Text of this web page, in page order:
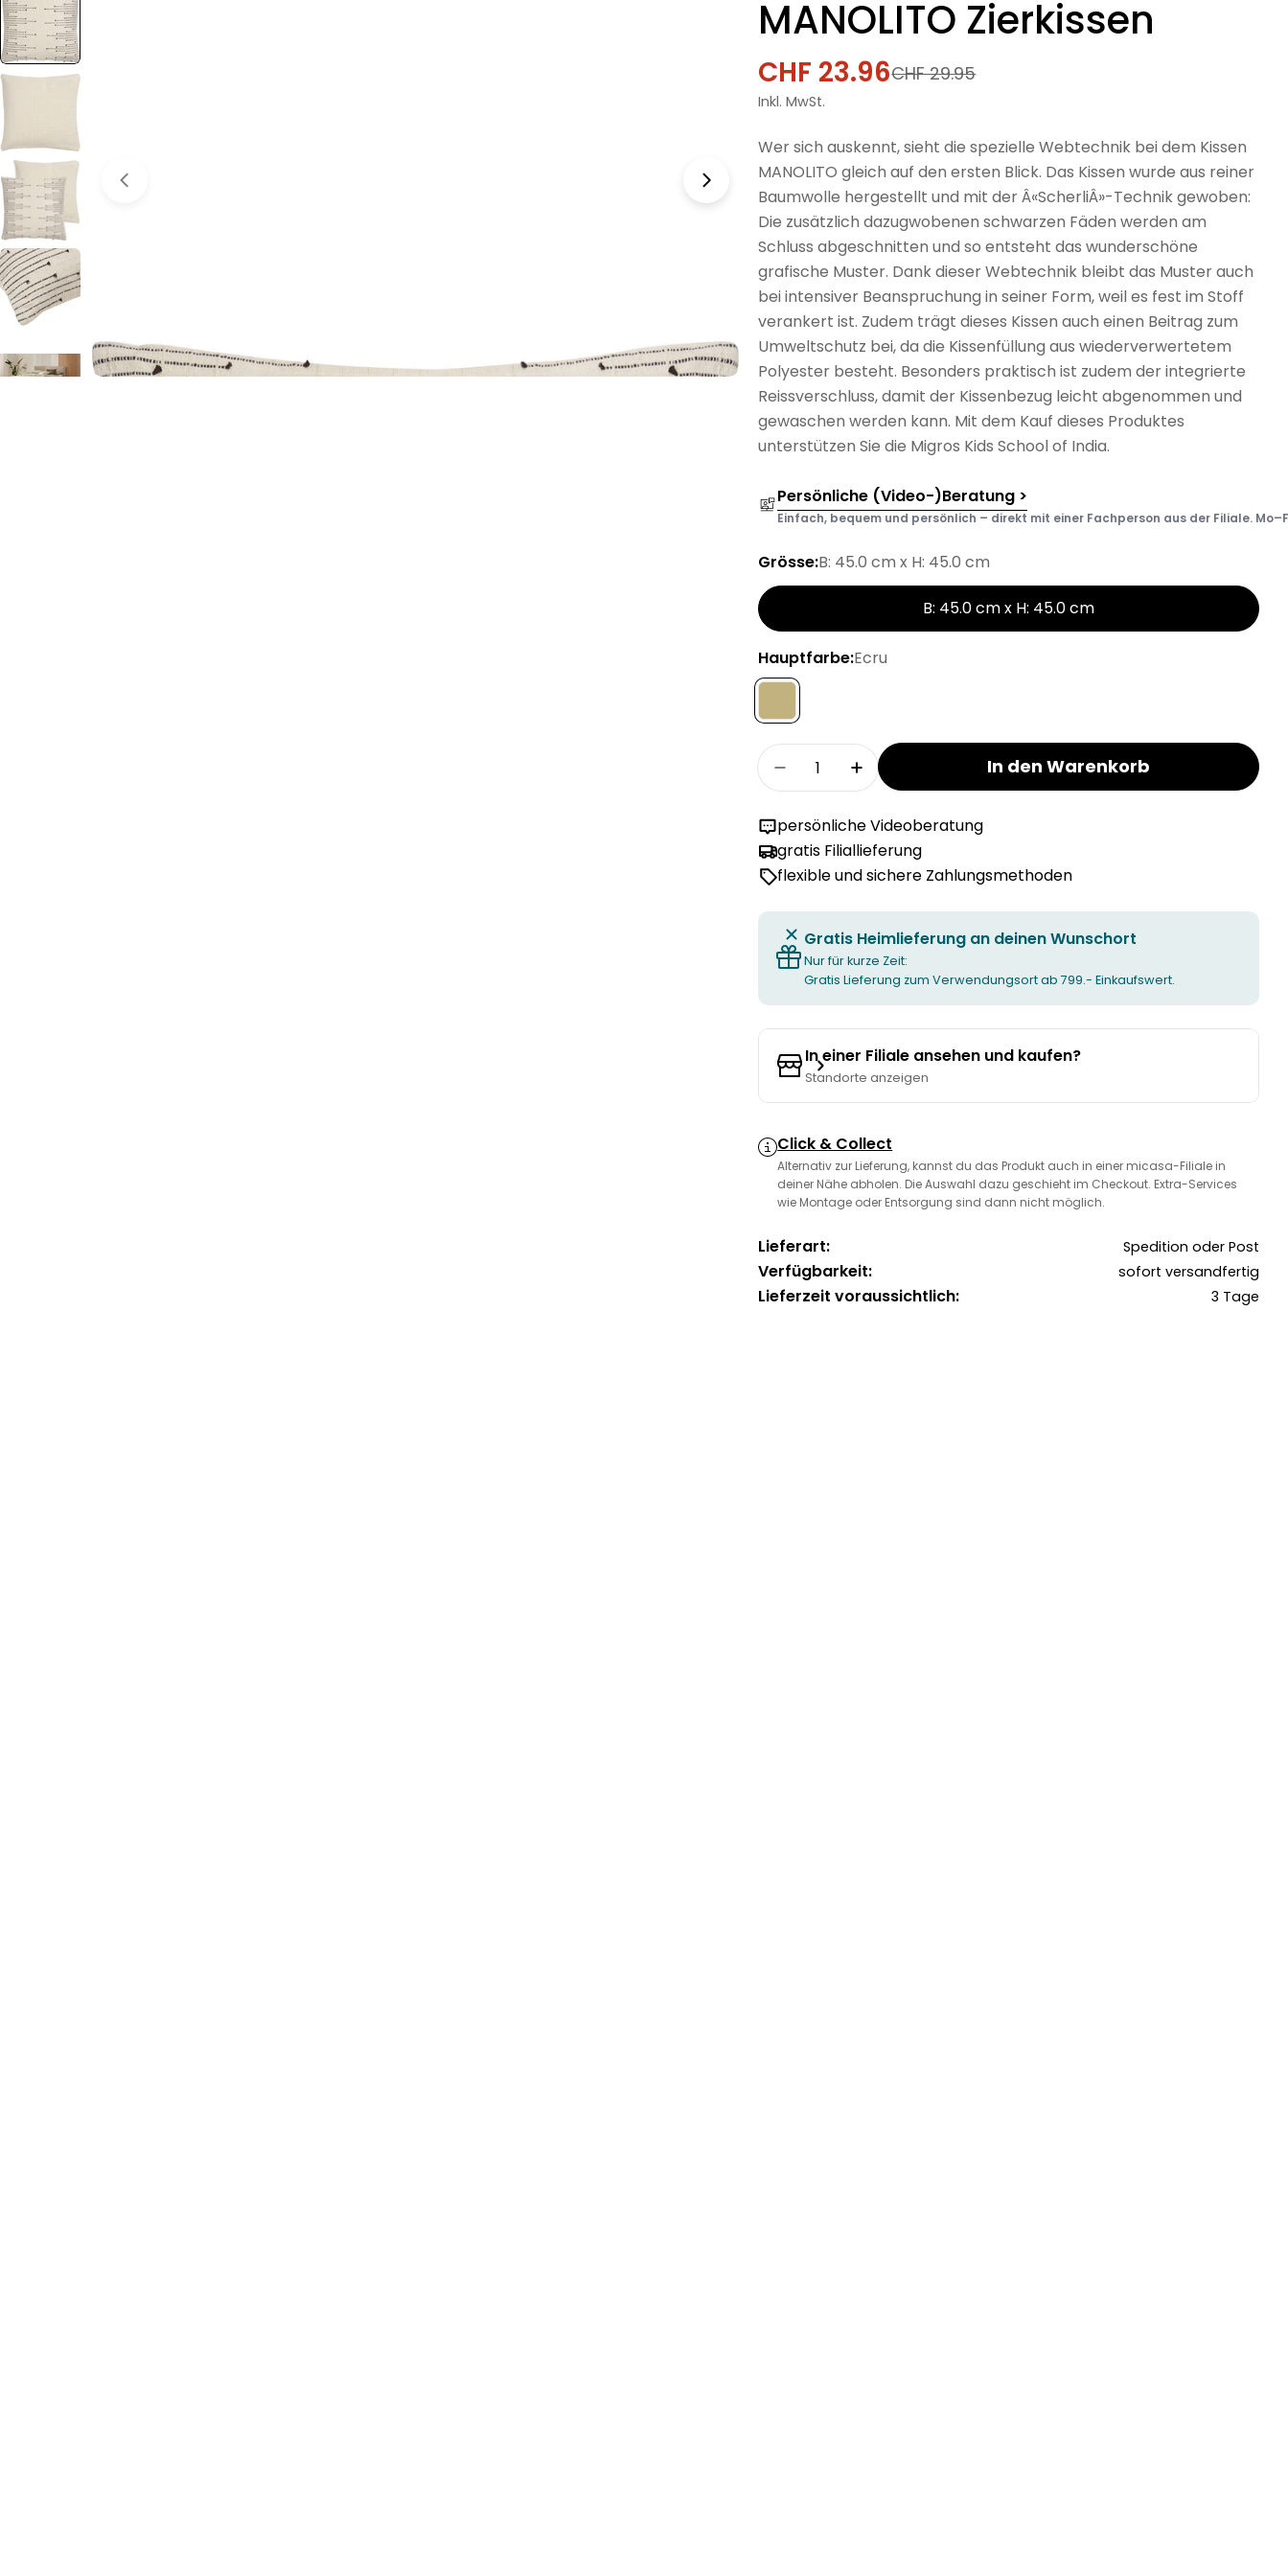
MANOLITO Zierkissen
Verkaufspreis
CHF 23.96
Regulärer
Preis
CHF 29.95
Inkl. MwSt.
Wer sich auskennt, sieht die spezielle Webtechnik bei dem Kissen
MANOLITO gleich auf den ersten Blick. Das Kissen wurde aus reiner
Baumwolle hergestellt und mit der Â«ScherliÂ»-Technik gewoben:
Die zusätzlich dazugwobenen schwarzen Fäden werden am
Schluss abgeschnitten und so entsteht das wunderschöne
grafische Muster. Dank dieser Webtechnik bleibt das Muster auch
bei intensiver Beanspruchung in seiner Form, weil es fest im Stoff
verankert ist. Zudem trägt dieses Kissen auch einen Beitrag zum
Umweltschutz bei, da die Kissenfüllung aus wiederverwertetem
Polyester besteht. Besonders praktisch ist zudem der integrierte
Reissverschluss, damit der Kissenbezug leicht abgenommen und
gewaschen werden kann. Mit dem Kauf dieses Produktes
unterstützen Sie die Migros Kids School of India.
Persönliche (Video-)Beratung >
Einfach, bequem und persönlich – direkt mit einer Fachperson aus der Filiale. Mo–Fr
Grösse:B: 45.0 cm x H: 45.0 cm
B: 45.0 cm x H: 45.0 cm
Hauptfarbe:Ecru
Menge
Menge für MANOLITO Zierkissen verringern
Menge für MANOLITO Zierkissen erhöhen
In den Warenkorb
persönliche Videoberatung
gratis Filiallieferung
flexible und sichere Zahlungsmethoden
Gratis Heimlieferung an deinen Wunschort
Nur für kurze Zeit:
Gratis Lieferung zum Verwendungsort ab 799.- Einkaufswert.
In einer Filiale ansehen und kaufen?
Standorte anzeigen
Click & Collect
Alternativ zur Lieferung, kannst du das Produkt auch in einer micasa-Filiale in
deiner Nähe abholen. Die Auswahl dazu geschieht im Checkout. Extra-Services
wie Montage oder Entsorgung sind dann nicht möglich.
Lieferart: Spedition oder Post
Verfügbarkeit: sofort versandfertig
Lieferzeit voraussichtlich: 3 Tage